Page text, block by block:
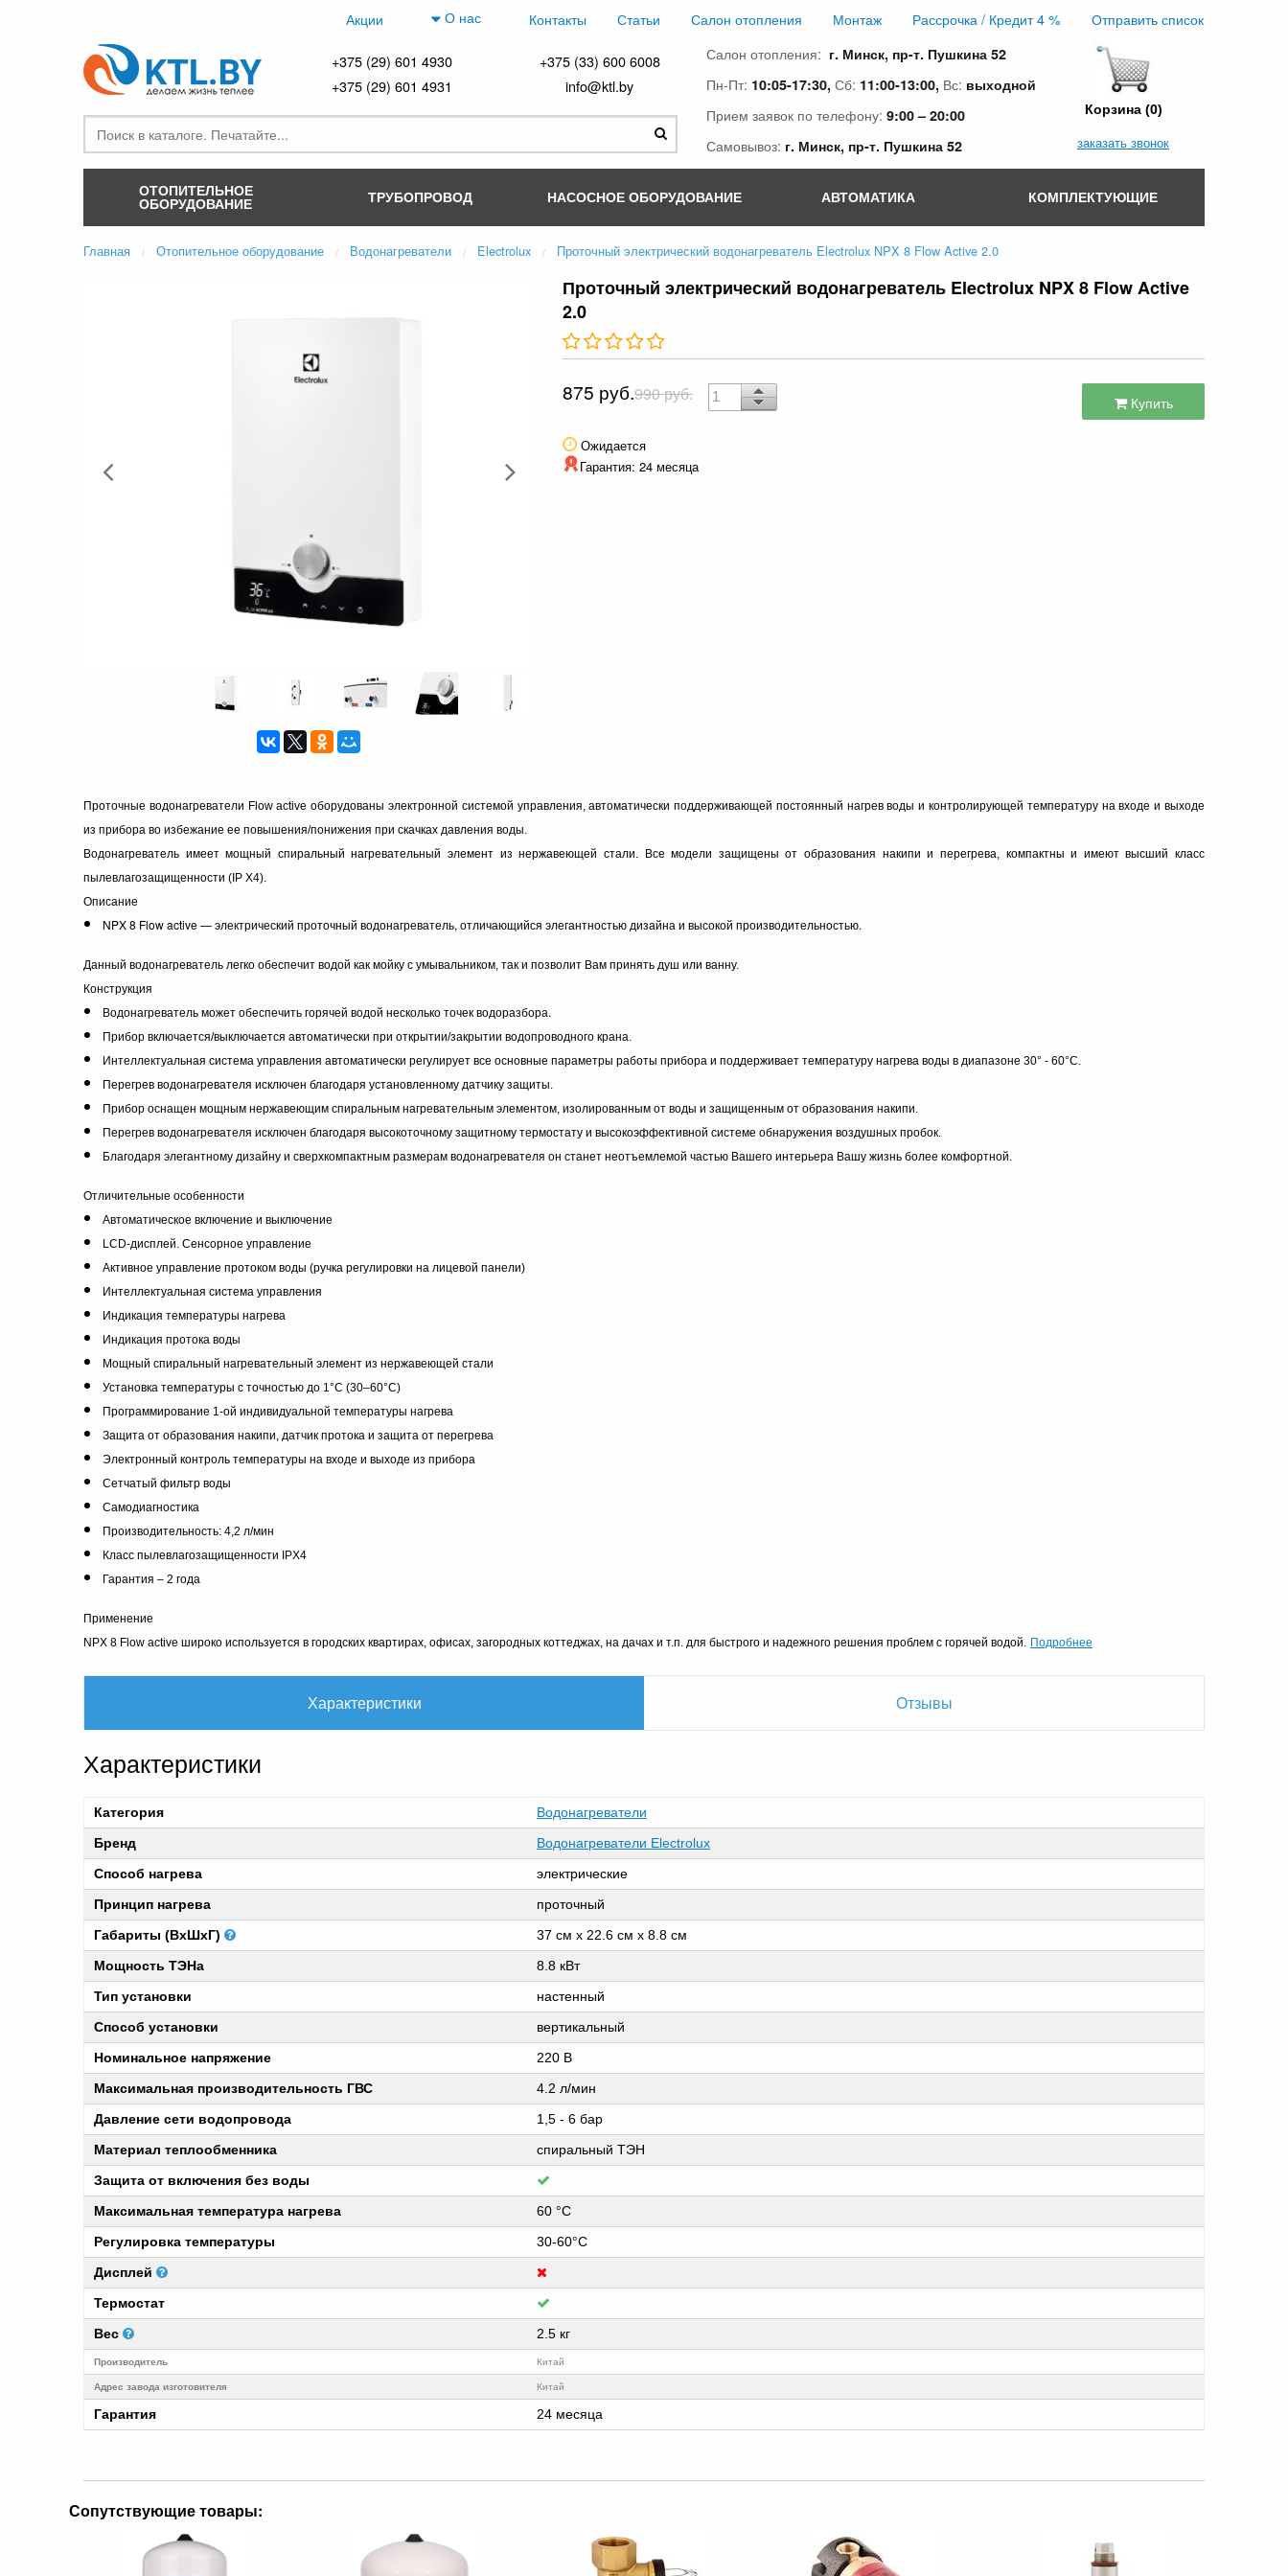
Акции О нас Контакты Статьи Салон отопления Монтаж Рассрочка / Кредит 4 % Отправить список
+375 (29) 601 4930
+375 (33) 600 6008
+375 (29) 601 4931
info@ktl.by
Салон отопления: г. Минск, пр-т. Пушкина 52
Пн-Пт: 10:05-17:30, Сб: 11:00-13:00, Вс: выходной
Прием заявок по телефону: 9:00 – 20:00
Самовывоз: г. Минск, пр-т. Пушкина 52
Корзина (0)
заказать звонок
ОТОПИТЕЛЬНОЕ
ОБОРУДОВАНИЕ ТРУБОПРОВОД НАСОСНОЕ ОБОРУДОВАНИЕ АВТОМАТИКА КОМПЛЕКТУЮЩИЕ
Главная Отопительное оборудование Водонагреватели Electrolux Проточный электрический водонагреватель Electrolux NPX 8 Flow Active 2.0
Проточный электрический водонагреватель Electrolux NPX 8 Flow Active
2.0
875 руб.990 руб. Купить
Ожидается
Гарантия: 24 месяца
Проточные водонагреватели Flow active оборудованы электронной системой управления, автоматически поддерживающей постоянный нагрев воды и контролирующей температуру на входе и выходе
из прибора во избежание ее повышения/понижения при скачках давления воды.
Водонагреватель имеет мощный спиральный нагревательный элемент из нержавеющей стали. Все модели защищены от образования накипи и перегрева, компактны и имеют высший класс
пылевлагозащищенности (IP X4).
Описание
NPX 8 Flow active — электрический проточный водонагреватель, отличающийся элегантностью дизайна и высокой производительностью.
Данный водонагреватель легко обеспечит водой как мойку с умывальником, так и позволит Вам принять душ или ванну.
Конструкция
Водонагреватель может обеспечить горячей водой несколько точек водоразбора.
Прибор включается/выключается автоматически при открытии/закрытии водопроводного крана.
Интеллектуальная система управления автоматически регулирует все основные параметры работы прибора и поддерживает температуру нагрева воды в диапазоне 30° - 60°С.
Перегрев водонагревателя исключен благодаря установленному датчику защиты.
Прибор оснащен мощным нержавеющим спиральным нагревательным элементом, изолированным от воды и защищенным от образования накипи.
Перегрев водонагревателя исключен благодаря высокоточному защитному термостату и высокоэффективной системе обнаружения воздушных пробок.
Благодаря элегантному дизайну и сверхкомпактным размерам водонагревателя он станет неотъемлемой частью Вашего интерьера Вашу жизнь более комфортной.
Отличительные особенности
Автоматическое включение и выключение
LCD-дисплей. Сенсорное управление
Активное управление протоком воды (ручка регулировки на лицевой панели)
Интеллектуальная система управления
Индикация температуры нагрева
Индикация протока воды
Мощный спиральный нагревательный элемент из нержавеющей стали
Установка температуры с точностью до 1°С (30–60°С)
Программирование 1-ой индивидуальной температуры нагрева
Защита от образования накипи, датчик протока и защита от перегрева
Электронный контроль температуры на входе и выходе из прибора
Сетчатый фильтр воды
Самодиагностика
Производительность: 4,2 л/мин
Класс пылевлагозащищенности IPX4
Гарантия – 2 года
Применение
NPX 8 Flow active широко используется в городских квартирах, офисах, загородных коттеджах, на дачах и т.п. для быстрого и надежного решения проблем с горячей водой. Подробнее
Характеристики Отзывы
Характеристики
Категория
Водонагреватели
Бренд
Водонагреватели Electrolux
Способ нагрева
электрические
Принцип нагрева
проточный
Габариты (ВхШхГ)
37 см х 22.6 см х 8.8 см
Мощность ТЭНа
8.8 кВт
Тип установки
настенный
Способ установки
вертикальный
Номинальное напряжение
220 В
Максимальная производительность ГВС
4.2 л/мин
Давление сети водопровода
1,5 - 6 бар
Материал теплообменника
спиральный ТЭН
Защита от включения без воды
Максимальная температура нагрева
60 °C
Регулировка температуры
30-60°C
Дисплей
Термостат
Вес
2.5 кг
Производитель Китай
Адрес завода изготовителя Китай
Гарантия 24 месяца
Сопутствующие товары: